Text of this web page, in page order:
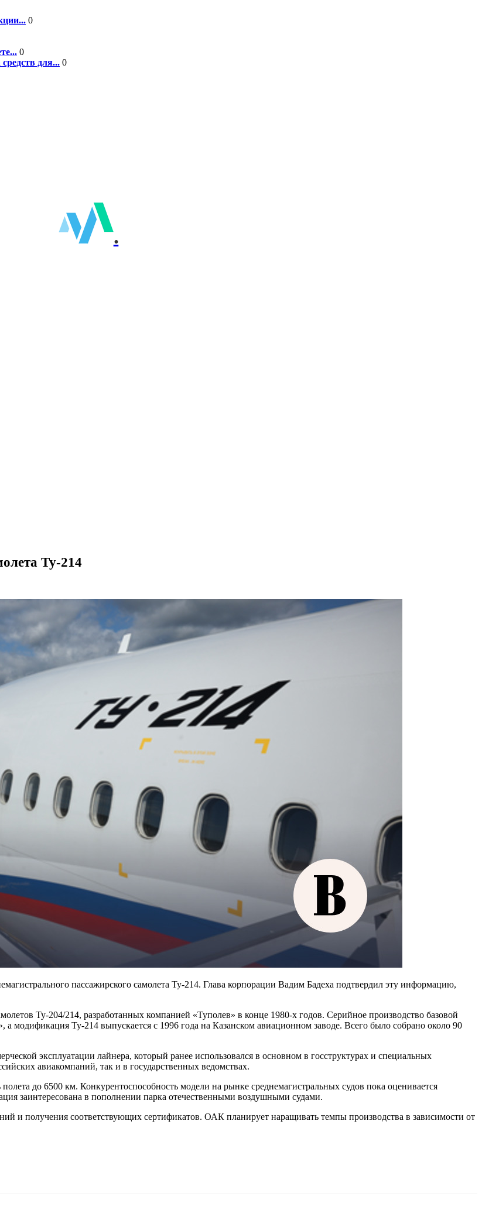
0
0
для... 0
.
Ту-214
пассажирского самолета Ту-214. Глава корпорации Вадим Бадеха подтвердил эту информацию,
Ту-204/214, разработанных компанией «Туполев» в конце 1980-х годов. Серийное производство базовой
модификация Ту-214 выпускается с 1996 года на Казанском авиационном заводе. Всего было собрано около 90
эксплуатации лайнера, который ранее использовался в основном в госструктурах и специальных
авиакомпаний, так и в государственных ведомствах.
до 6500 км. Конкурентоспособность модели на рынке среднемагистральных судов пока оценивается
заинтересована в пополнении парка отечественными воздушными судами.
и получения соответствующих сертификатов. ОАК планирует наращивать темпы производства в зависимости от